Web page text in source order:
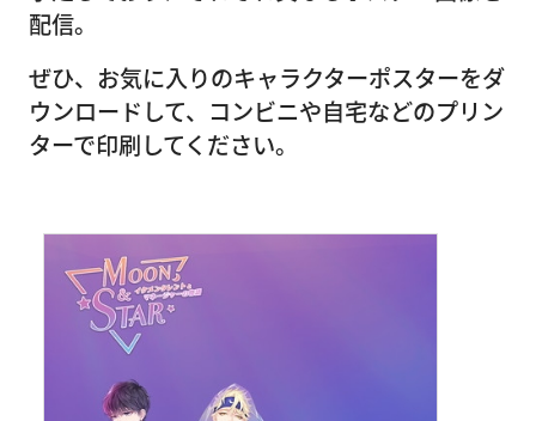
配信。
ぜひ、お気に入りのキャラクターポスターをダ
ウンロードして、コンビニや自宅などのプリン
ターで印刷してください。